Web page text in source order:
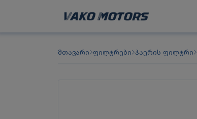
მთავარი ფილტრები ჰაერის ფილტრი